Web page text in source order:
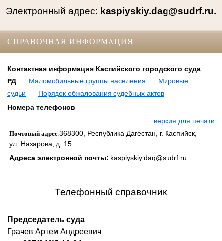
Электронный адрес: kaspiyskiy.dag@sudrf.ru.
СПРАВОЧНАЯ ИНФОРМАЦИЯ
Контактная информация Каспийского городского суда
РД
Маломобильные группы населения
Мировые
судьи
Порядок обжалования судебных актов
Номера телефонов
версия для печати
Почтовый адрес:368300, Республика Дагестан, г. Каспийск,
ул. Назарова, д. 15
Адреса электронной почты: kaspiyskiy.dag@sudrf.ru.
Телефонный справочник
Председатель суда
Грачев Артем Андреевич